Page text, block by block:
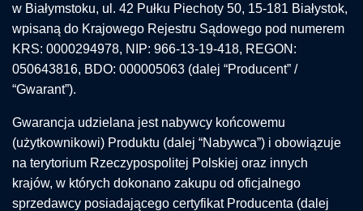
w Białymstoku, ul. 42 Pułku Piechoty 50, 15-181 Białystok,
wpisaną do Krajowego Rejestru Sądowego pod numerem
KRS: 0000294978, NIP: 966-13-19-418, REGON:
050643816, BDO: 000005063 (dalej “Producent” /
“Gwarant”).
Gwarancja udzielana jest nabywcy końcowemu
(użytkownikowi) Produktu (dalej “Nabywca”) i obowiązuje
na terytorium Rzeczypospolitej Polskiej oraz innych
krajów, w których dokonano zakupu od oficjalnego
sprzedawcy posiadającego certyfikat Producenta (dalej